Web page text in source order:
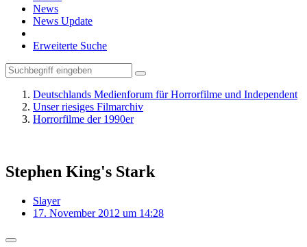
News
News Update
Erweiterte Suche
Deutschlands Medienforum für Horrorfilme und Independent
Unser riesiges Filmarchiv
Horrorfilme der 1990er
Stephen King's Stark
Slayer
17. November 2012 um 14:28